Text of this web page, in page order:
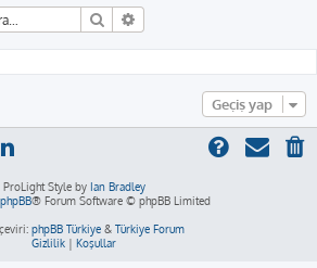
Ara
Geçiş yap
ProLight Style by Ian Bradley
phpBB® Forum Software © phpBB Limited
phpBB Türkiye& Türkiye Forum
Gizlilik | Koşullar